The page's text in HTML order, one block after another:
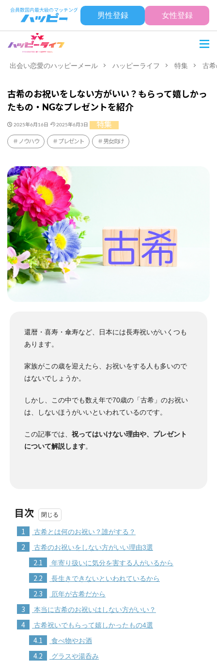
男性登録 女性登録
出会い恋愛のハッピーメール ハッピーライフ 特集 古
古希のお祝いをしない方がいい？もらって嬉しかっ
たもの・NGなプレゼントを紹介
2025年6月16日 2025年6月3日 特集
ノウハウ プレゼント 男女向け
還暦・喜寿・傘寿など、日本には長寿祝いがいくつも
あります。
家族がこの歳を迎えたら、お祝いをする人も多いので
はないでしょうか。
しかし、この中でも数え年で70歳の「古希」のお祝い
は、しないほうがいいといわれているのです。
この記事では、 祝ってはいけない理由や、プレゼント
について解説します。
目次
1 古希とは何のお祝い？誰がする？
2 古希のお祝いをしない方がいい理由3選
2.1 年寄り扱いに気分を害する人がいるから
2.2 長生きできないといわれているから
2.3 厄年が古希だから
3 本当に古希のお祝いはしない方がいい？
4 古希祝いでもらって嬉しかったもの4選
4.1 食べ物やお酒
4.2 グラスや湯呑み